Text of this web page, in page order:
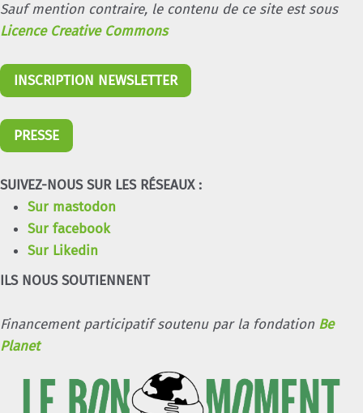
Sauf mention contraire, le contenu de ce site est sous
Licence Creative Commons
INSCRIPTION NEWSLETTER
PRESSE
SUIVEZ-NOUS SUR LES RÉSEAUX :
Sur mastodon
Sur facebook
Sur Likedin
ILS NOUS SOUTIENNENT
Financement participatif soutenu par la fondation Be
Planet